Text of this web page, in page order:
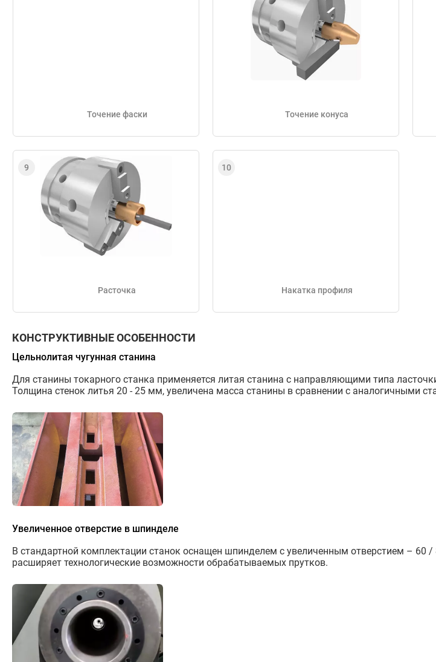
Точение фаски Точение конуса
Расточка Накатка профиля
КОНСТРУКТИВНЫЕ ОСОБЕННОСТИ
Цельнолитая чугунная станина
Для станины токарного станка применяется литая станина с направляющими типа
Толщина стенок литья 20 - 25 мм, увеличена масса станины в сравнении с аналогичными
Увеличенное отверстие в шпинделе
В стандартной комплектации станок оснащен шпинделем с увеличенным отверстием – 60
расширяет технологические возможности обрабатываемых прутков.